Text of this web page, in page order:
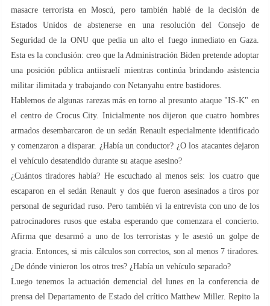
masacre terrorista en Moscú, pero también hablé de la decisión de
Estados Unidos de abstenerse en una resolución del Consejo de
Seguridad de la ONU que pedía un alto el fuego inmediato en Gaza.
Esta es la conclusión: creo que la Administración Biden pretende adoptar
una posición pública antiisraelí mientras continúa brindando asistencia
militar ilimitada y trabajando con Netanyahu entre bastidores.
Hablemos de algunas rarezas más en torno al presunto ataque "IS-K" en
el centro de Crocus City. Inicialmente nos dijeron que cuatro hombres
armados desembarcaron de un sedán Renault especialmente identificado
y comenzaron a disparar. ¿Había un conductor? ¿O los atacantes dejaron
el vehículo desatendido durante su ataque asesino?
¿Cuántos tiradores había? He escuchado al menos seis: los cuatro que
escaparon en el sedán Renault y dos que fueron asesinados a tiros por
personal de seguridad ruso. Pero también vi la entrevista con uno de los
patrocinadores rusos que estaba esperando que comenzara el concierto.
Afirma que desarmó a uno de los terroristas y le asestó un golpe de
gracia. Entonces, si mis cálculos son correctos, son al menos 7 tiradores.
¿De dónde vinieron los otros tres? ¿Había un vehículo separado?
Luego tenemos la actuación demencial del lunes en la conferencia de
prensa del Departamento de Estado del crítico Matthew Miller. Repito la